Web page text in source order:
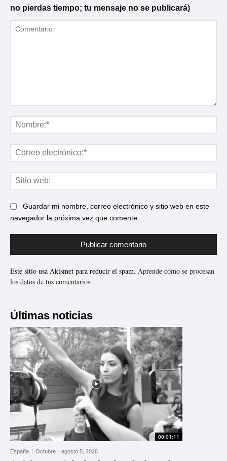
no pierdas tiempo; tu mensaje no se publicará)
Guardar mi nombre, correo electrónico y sitio web en este
navegador la próxima vez que comente.
Este sitio usa Akismet para reducir el spam. Aprende cómo se procesan
los datos de tus comentarios.
Últimas noticias
00:01:11
España Octubre - agosto 5, 2026